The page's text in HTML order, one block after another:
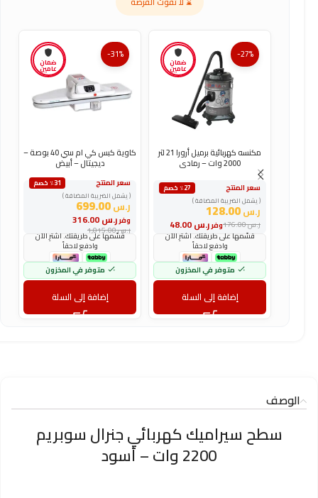
ضمان
عامين
-27%
مكنسه كهربائية برميل أرورا 21 لتر
2000 وات – رمادى
سعر المنتج
٪27 خصم
( يشمل الضريبة المضافة )
ر.س128.00
وفرر.س ر.س176.00
قسّمها على طريقتك. اشترِ الآن
وادفع لاحقاً
متوفر في المخزون
إضافة إلى السلة
ضمان
عامين
-31%
كاوية كبس كي ام سي 40 بوصة –
ديجيتال – أبيض
سعر المنتج
٪31 خصم
( يشمل الضريبة المضافة )
ر.س699.00
وفرر.س
ر.س1,015.00
قسّمها على طريقتك. اشترِ الآن
وادفع لاحقاً
متوفر في المخزون
إضافة إلى السلة
الوصف
سطح سيراميك كهربائي جنرال سوبريم
2200 وات – أسود